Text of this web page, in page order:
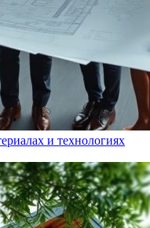
и технологиях